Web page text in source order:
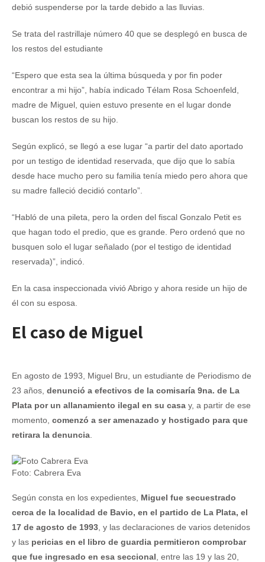
debió suspenderse por la tarde debido a las lluvias.
Se trata del rastrillaje número 40 que se desplegó en busca de
los restos del estudiante
“Espero que esta sea la última búsqueda y por fin poder
encontrar a mi hijo”, había indicado Télam Rosa Schoenfeld,
madre de Miguel, quien estuvo presente en el lugar donde
buscan los restos de su hijo.
Según explicó, se llegó a ese lugar “a partir del dato aportado
por un testigo de identidad reservada, que dijo que lo sabía
desde hace mucho pero su familia tenía miedo pero ahora que
su madre falleció decidió contarlo”.
“Habló de una pileta, pero la orden del fiscal Gonzalo Petit es
que hagan todo el predio, que es grande. Pero ordenó que no
busquen solo el lugar señalado (por el testigo de identidad
reservada)”, indicó.
En la casa inspeccionada vivió Abrigo y ahora reside un hijo de
él con su esposa.
El caso de Miguel
En agosto de 1993, Miguel Bru, un estudiante de Periodismo de
23 años, denunció a efectivos de la comisaría 9na. de La
Plata por un allanamiento ilegal en su casa y, a partir de ese
momento, comenzó a ser amenazado y hostigado para que
retirara la denuncia
Foto: Cabrera Eva
Según consta en los expedientes, Miguel fue secuestrado
cerca de la localidad de Bavio, en el partido de La Plata, el
17 de agosto de 1993, y las declaraciones de varios detenidos
y las pericias en el libro de guardia permitieron comprobar
que fue ingresado en esa seccional, entre las 19 y las 20,